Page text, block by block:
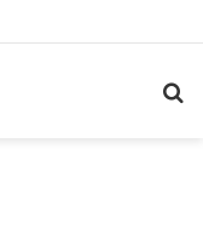
essor